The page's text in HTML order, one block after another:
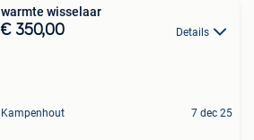
warmte wisselaar
€ 350,00 Details
Kampenhout 7 dec 25